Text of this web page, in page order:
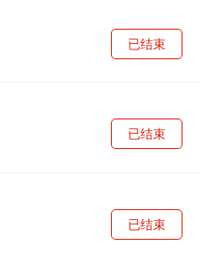
已结束
已结束
已结束